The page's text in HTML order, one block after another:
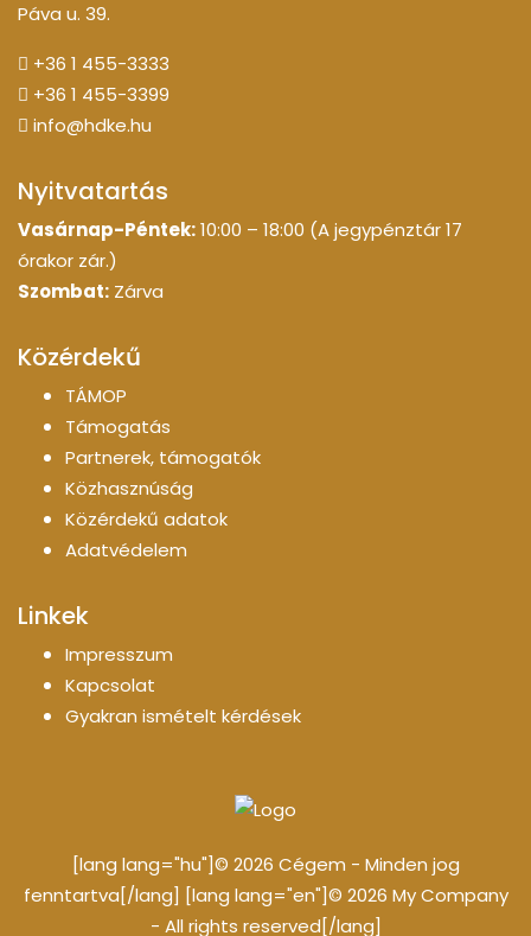
Páva u. 39.
+36 1 455-3333
+36 1 455-3399
info@hdke.hu
Nyitvatartás
Vasárnap-Péntek:10:00 – 18:00 (A jegypénztár 17
órakor zár.)
Szombat: Zárva
Közérdekű
TÁMOP
Támogatás
Partnerek, támogatók
Közhasznúság
Közérdekű adatok
Adatvédelem
Linkek
Impresszum
Kapcsolat
Gyakran ismételt kérdések
[lang lang="hu"]© 2026 Cégem - Minden jog
fenntartva[/lang] [lang lang="en"]© 2026 My Company
- All rights reserved[/lang]